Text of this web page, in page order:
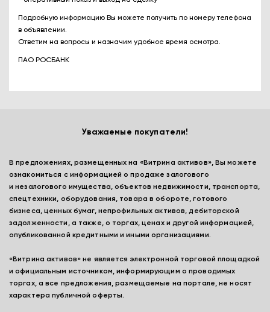
Подробную информацию Вы можете получить по номеру телефона
в объявлении.
Ответим на вопросы и назначим удобное время осмотра.
ПАО РОСБАНК
Уважаемые покупатели!
В предложениях, размещенных на «Витрина активов», Вы можете
ознакомиться с информацией о продаже залогового
и незалогового имущества, объектов недвижимости, транспорта,
спецтехники, оборудования, товара в обороте, готового
бизнеса, ценных бумаг, непрофильных активов, дебиторской
задолженности, а также, о торгах, ценах и другой информацией,
опубликованной кредитными и иными организациями.
«Витрина активов» не является электронной торговой площадкой
и официальным источником, информирующим о проводимых
торгах, а все предложения, размещаемые на портале, не носят
характера публичной оферты.